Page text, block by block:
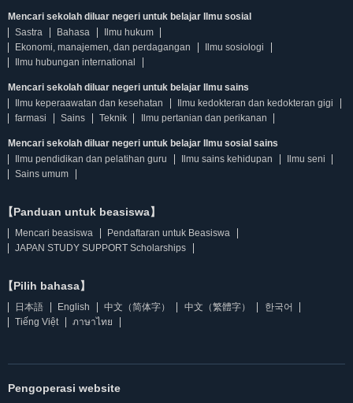
Mencari sekolah diluar negeri untuk belajar Ilmu sosial
Sastra
Bahasa
Ilmu hukum
Ekonomi, manajemen, dan perdagangan
Ilmu sosiologi
Ilmu hubungan international
Mencari sekolah diluar negeri untuk belajar Ilmu sains
Ilmu keperaawatan dan kesehatan
Ilmu kedokteran dan kedokteran gigi
farmasi
Sains Teknik Ilmu pertanian dan perikanan
Mencari sekolah diluar negeri untuk belajar Ilmu sosial sains
Ilmu pendidikan dan pelatihan guru
Ilmu sains kehidupan
Ilmu seni
Sains umum
【Panduan untuk beasiswa】
Mencari beasiswa
Pendaftaran untuk Beasiswa
JAPAN STUDY SUPPORT Scholarships
【Pilih bahasa】
日本語 English 中文（简体字） 中文（繁體字）
한국어
Tiếng Việt
ภาษาไทย
Pengoperasi website